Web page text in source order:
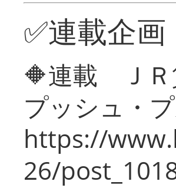
✅連載企画
🔶連載 Ｊ
プッシュ・
https://
26/